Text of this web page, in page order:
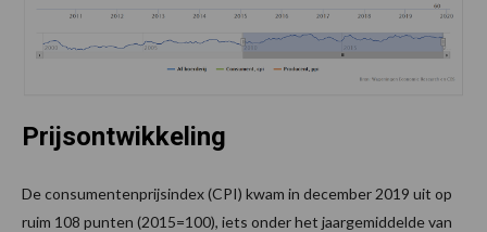
Prijsontwikkeling
De consumentenprijsindex (CPI) kwam in december 2019 uit op
ruim 108 punten (2015=100), iets onder het jaargemiddelde van